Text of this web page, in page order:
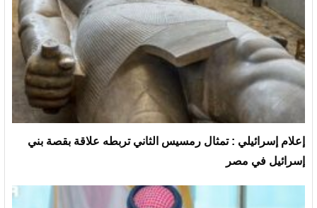
إعلام إسرائيلي : تمثال رمسيس الثاني تربطه علاقة بقصة بني
إسرائيل في مصر